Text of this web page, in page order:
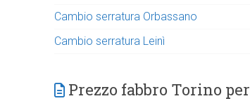
Cambio serratura Orbassano
Cambio serratura Leinì
Prezzo fabbro Torino per